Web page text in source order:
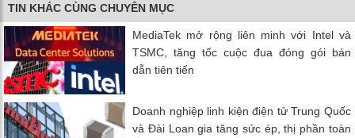
TIN KHÁC CÙNG CHUYÊN MỤC
MediaTek mở rộng liên minh với Intel và
TSMC, tăng tốc cuộc đua đóng gói bán
dẫn tiên tiến
Doanh nghiệp linh kiện điện tử Trung Quốc
và Đài Loan gia tăng sức ép, thị phần toàn